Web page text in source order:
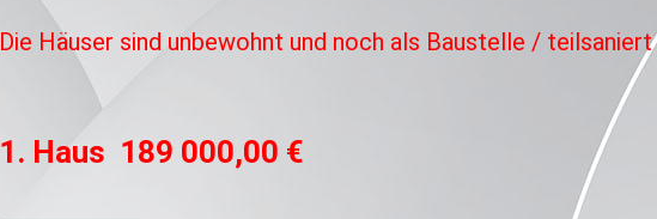
Die Häuser sind unbewohnt und noch als Baustelle / teilsaniert
1. Haus 189 000,00 €